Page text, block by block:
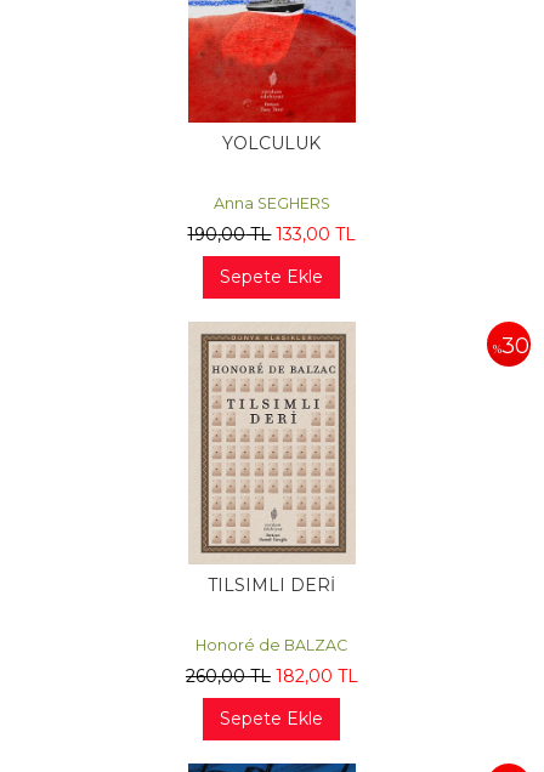
YOLCULUK
Anna SEGHERS
190,00TL 133,00 TL
Sepete Ekle
%30
TILSIMLI DERİ
Honoré de BALZAC
260,00TL 182,00 TL
Sepete Ekle